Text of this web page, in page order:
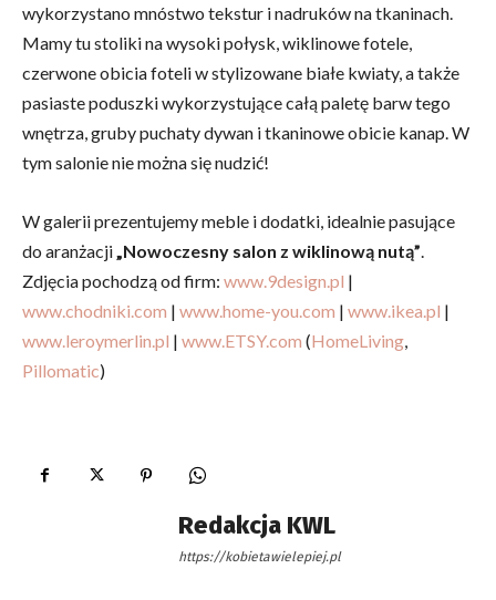
wykorzystano mnóstwo tekstur i nadruków na tkaninach.
Mamy tu stoliki na wysoki połysk, wiklinowe fotele,
czerwone obicia foteli w stylizowane białe kwiaty, a także
pasiaste poduszki wykorzystujące całą paletę barw tego
wnętrza, gruby puchaty dywan i tkaninowe obicie kanap. W
tym salonie nie można się nudzić!
W galerii prezentujemy meble i dodatki, idealnie pasujące
do aranżacji „Nowoczesny salon z wiklinową nutą”
Zdjęcia pochodzą od firm: www.9design.pl |
www.chodniki.com | www.home-you.com | www.ikea.pl |
www.leroymerlin.pl | www.ETSY.com (HomeLiving
Pillomatic)
Redakcja KWL
https://kobietawielepiej.pl